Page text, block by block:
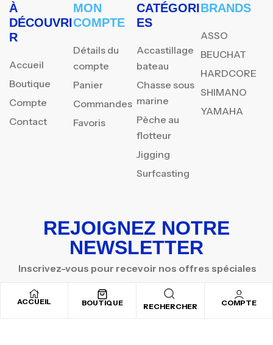
ACCUEIL BOUTIQUE RECHERCHER COMPTE
À
DÉCOUVRI
R
Accueil
Boutique
Compte
Contact
MON
COMPTE
Détails du
compte
Panier
Commandes
Favoris
CATÉGORI
ES
Accastillage
bateau
Chasse sous
marine
Pèche au
flotteur
Jigging
Surfcasting
BRANDS
ASSO
BEUCHAT
HARDCORE
SHIMANO
YAMAHA
REJOIGNEZ NOTRE
NEWSLETTER
Inscrivez-vous pour recevoir nos offres spéciales